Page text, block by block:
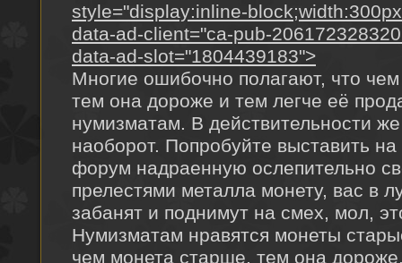
style="display:inline-
data-ad-client="ca-pub-
data-ad-slot="1804439183">
Многие ошибочно полагают, что
тем она дороже и тем легче её
нумизматам. В действительности
наоборот. Попробуйте выставить
форум надраенную ослепительно
прелестями металла монету, вас в
забанят и поднимут на смех, мол,
Нумизматам нравятся монеты
чем монета старше, тем она